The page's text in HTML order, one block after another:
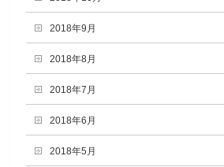
2018年9月
2018年8月
2018年7月
2018年6月
2018年5月